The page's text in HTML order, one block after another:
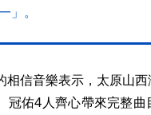
」。
相信音樂表示，太原山西
冠佑4人齊心帶來完整